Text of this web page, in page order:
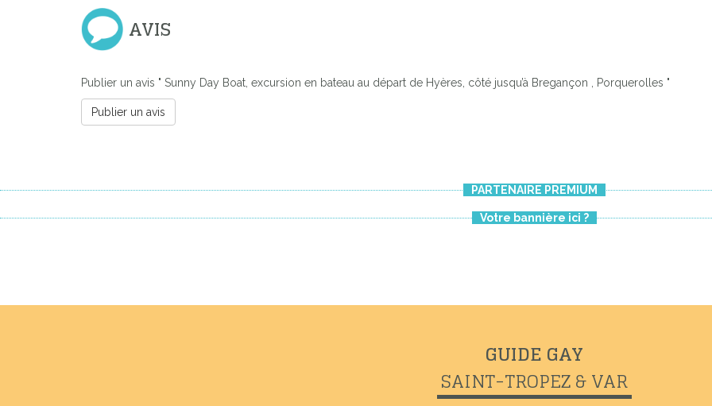
AVIS
Publier un avis " Sunny Day Boat, excursion en bateau au départ de Hyères, côté jusqu’à Bregançon , Porquerolles "
Publier un avis
PARTENAIRE PREMIUM
Votre bannière ici ?
GUIDE GAY
SAINT-TROPEZ & VAR